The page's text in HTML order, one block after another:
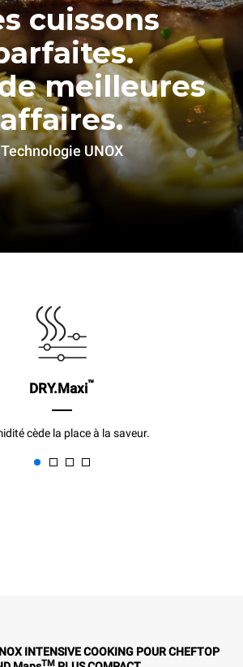
cuissons
meilleures
affaires.
Technologie UNOX
DRY.Maxi™
cède la place à la saveur.
INTENSIVE COOKING POUR CHEFTOP
TM